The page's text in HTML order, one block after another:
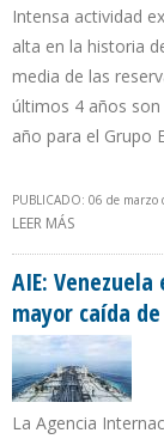
Intensa actividad
alta en la historia
media de las
últimos 4 años
año para el Grupo
PUBLICADO: 06 de marzo
LEER MÁS
AIE:
mayor caída
La Agencia